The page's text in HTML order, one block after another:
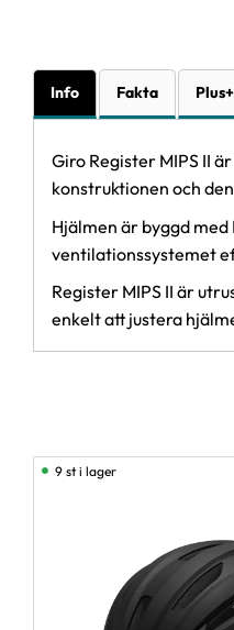
Info Fakta Plus+
Giro Register MIPS II
konstruktionen och
Hjälmen är byggd
ventilationssystemet
Register MIPS II är
enkelt att justera
9 st i lager